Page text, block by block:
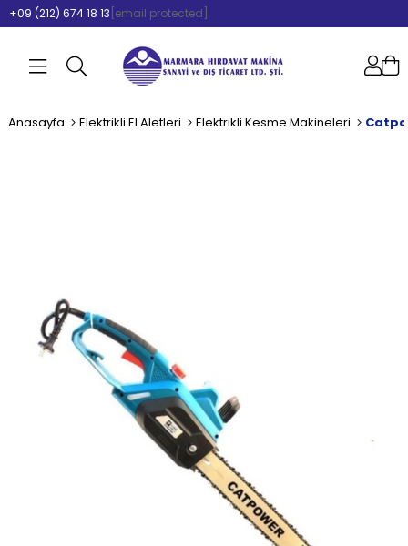
+09 (212) 674 18 13 [email protected]
Anasayfa Elektrikli El Aletleri Elektrikli Kesme Makineleri